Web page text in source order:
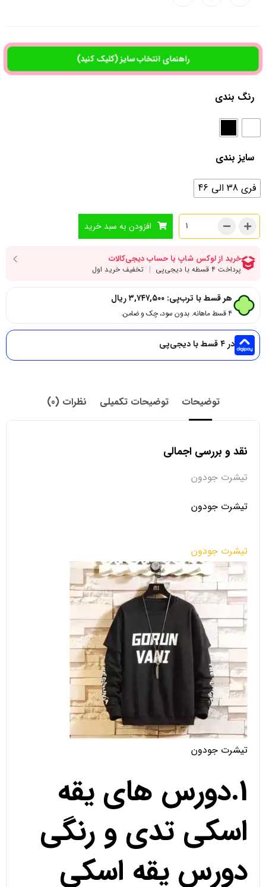
راهنمای انتخاب سایز (کلیک کنید)
رنگ بندی
سایز بندی
فری 38 الی 46
افزودن به سبد خرید
هر قسط با ترب‌پی: ۳,۷۴۷,۵۰۰ریال
۴ قسط ماهانه. بدون سود، چک و ضامن.
در ۴ قسط با دیجی‌پی
توضیحات توضیحات تکمیلی نظرات (0)
نقد و بررسی اجمالی
تیشرت جودون
تیشرت جودون
تیشرت جودون
تیشرت جودون
1.دورس های یقه
اسکی تدی و رنگی
دورس یقه اسکی